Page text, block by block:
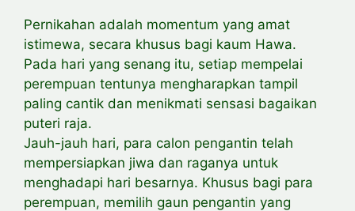
Pernikahan adalah momentum yang amat
istimewa, secara khusus bagi kaum Hawa.
Pada hari yang senang itu, setiap mempelai
perempuan tentunya mengharapkan tampil
paling cantik dan menikmati sensasi bagaikan
puteri raja.
Jauh-jauh hari, para calon pengantin telah
mempersiapkan jiwa dan raganya untuk
menghadapi hari besarnya. Khusus bagi para
perempuan, memilih gaun pengantin yang